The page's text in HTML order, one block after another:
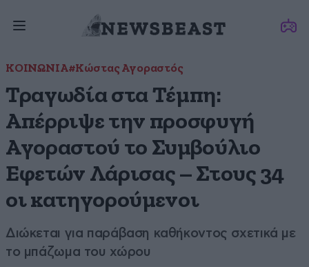
ΚΟΙΝΩΝΙΑ#Κώστας Αγοραστός
Τραγωδία στα Τέμπη:
Απέρριψε την προσφυγή
Αγοραστού το Συμβούλιο
Εφετών Λάρισας – Στους 34
οι κατηγορούμενοι
Διώκεται για παράβαση καθήκοντος σχετικά με
το μπάζωμα του χώρου